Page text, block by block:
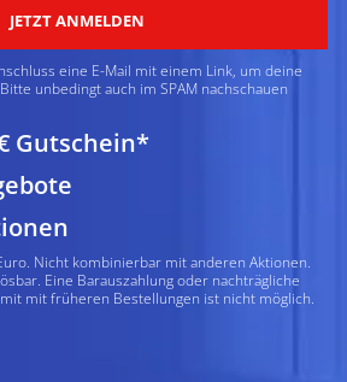
JETZT ANMELDEN
eine E-Mail mit einem Link, um deine
unbedingt auch im SPAM nachschauen
Gutschein*
Nicht kombinierbar mit anderen Aktionen.
Eine Barauszahlung oder nachträgliche
mit früheren Bestellungen ist nicht möglich.